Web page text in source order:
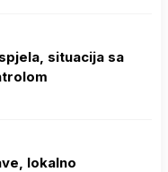
situacija sa
lokalno